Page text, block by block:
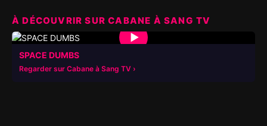
À DÉCOUVRIR SUR CABANE À SANG TV
▶
SPACE DUMBS
Regarder sur Cabane à Sang TV